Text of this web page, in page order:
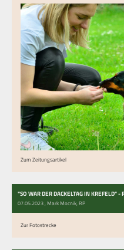
Zum Zeitungsartikel
"SO WAR DER DACKELTAG IN KREFELD"
07.05.2023, Mark Mocnik, RP
Zur Fotostrecke